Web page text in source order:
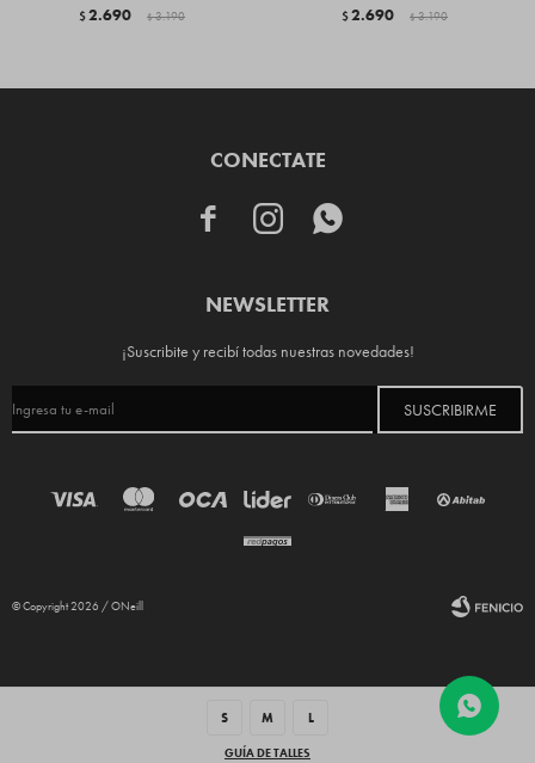
S M L
GUÍA DE TALLES
$2.690 $ 3.190 $2.690 $ 3.190
CONECTATE
  
NEWSLETTER
¡Suscribite y recibí todas nuestras novedades!
SUSCRIBIRME
© Copyright 2026 / ONeill